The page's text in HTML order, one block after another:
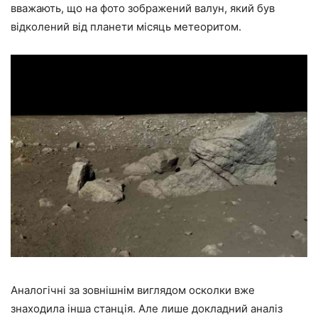
вважають, що на фото зображений валун, який був
відколений від планети місяць метеоритом.
Аналогічні за зовнішнім виглядом осколки вже
знаходила інша станція. Але лише докладний аналіз